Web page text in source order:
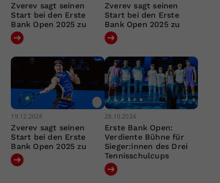
Zverev sagt seinen
Start bei den Erste
Bank Open 2025 zu
Zverev sagt seinen
Start bei den Erste
Bank Open 2025 zu
19.12.2024
Zverev sagt seinen
Start bei den Erste
Bank Open 2025 zu
28.10.2024
Erste Bank Open:
Verdiente Bühne für
Sieger:innen des Drei
Tennisschulcups